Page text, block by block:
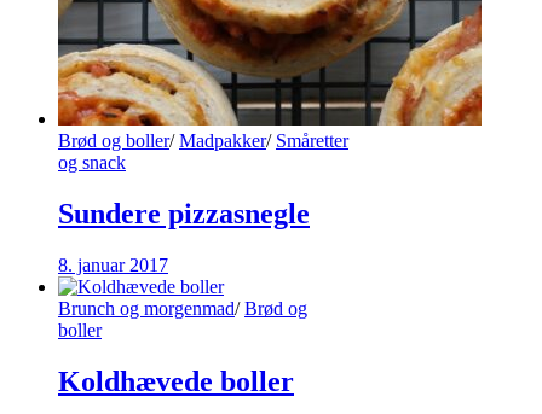
Brød og boller/ Madpakker/ Småretter
og snack
Sundere pizzasnegle
8. januar 2017
Brunch og morgenmad/ Brød og
boller
Koldhævede boller